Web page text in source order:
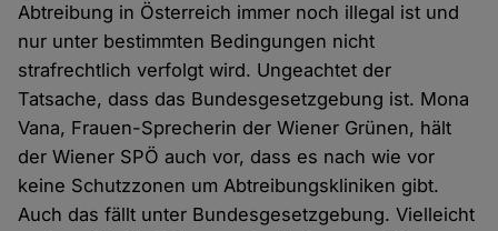
Abtreibung in Österreich immer noch illegal ist und
nur unter bestimmten Bedingungen nicht
strafrechtlich verfolgt wird. Ungeachtet der
Tatsache, dass das Bundesgesetzgebung ist. Mona
Vana, Frauen-Sprecherin der Wiener Grünen, hält
der Wiener SPÖ auch vor, dass es nach wie vor
keine Schutzzonen um Abtreibungskliniken gibt.
Auch das fällt unter Bundesgesetzgebung. Vielleicht